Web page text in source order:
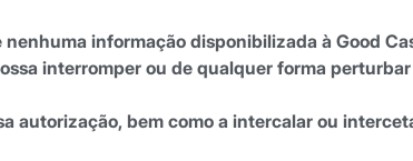
informação disponibilizada à Good
interromper ou de qualquer forma
autorização, bem como a intercalar ou